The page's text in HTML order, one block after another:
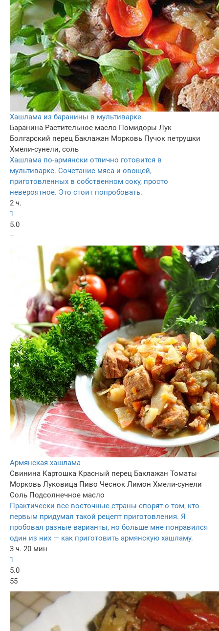
Хашлама из баранины в мультиварке
Баранина Растительное масло Помидоpы Лук
Болгарский перец Баклажан Морковь Пучок петрушки
Хмели-сунели, соль
Хашлама по-армянски отлично готовится в
мультиварке. Сочетание мяса и овощей,
приготовленных в собственном соку, просто
невероятное. Это стоит попробовать.
2 ч.
1
5.0
–
Армянская хашлама
Свинина Картошка Красный перец Баклажан Томаты
Морковь Луковица Пиво Чеснок Лимон Хмели-сунели
Соль Подсолнечное масло
Практически все восточные страны спорят о том, кто
первым придумал такой рецепт приготовления. Я
пробовал разные варианты, но больше мне понравился
один из них — как приготовить армянскую хашламу.
3 ч. 20 мин
1
5.0
55